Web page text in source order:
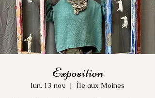
Exposition
lun. 13 nov.
  |
Île aux Moines